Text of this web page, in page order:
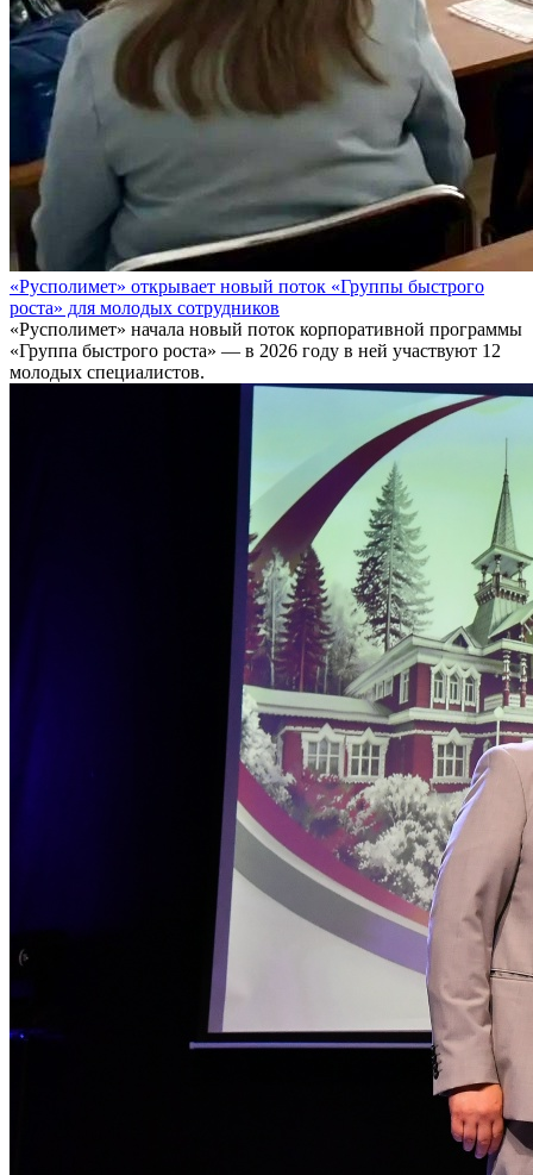
«Русполимет» открывает новый поток «Группы быстрого
роста» для молодых сотрудников
«Русполимет» начала новый поток корпоративной программы
«Группа быстрого роста» — в 2026 году в ней участвуют 12
молодых специалистов.